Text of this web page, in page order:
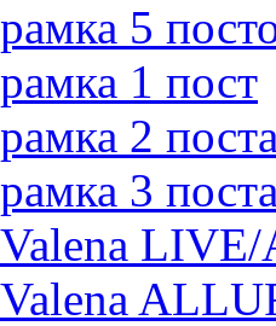
рамка 5
рамка 1 пост
рамка 2 поста
рамка 3 поста
Valena
Valena